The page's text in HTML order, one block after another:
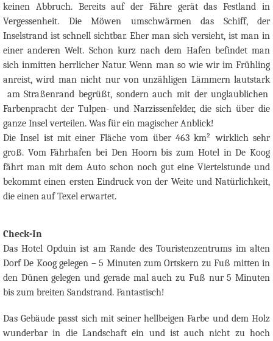
keinen Abbruch. Bereits auf der Fähre gerät das Festland in
Vergessenheit. Die Möwen umschwärmen das Schiff, der
Inselstrand ist schnell sichtbar. Eher man sich versieht, ist man in
einer anderen Welt. Schon kurz nach dem Hafen befindet man
sich inmitten herrlicher Natur. Wenn man so wie wir im Frühling
anreist, wird man nicht nur von unzähligen Lämmern lautstark
am Straßenrand begrüßt, sondern auch mit der unglaublichen
Farbenpracht der Tulpen- und Narzissenfelder, die sich über die
ganze Insel verteilen. Was für ein magischer Anblick!
Die Insel ist mit einer Fläche vom über 463 km² wirklich sehr
groß. Vom Fährhafen bei Den Hoorn bis zum Hotel in De Koog
fährt man mit dem Auto schon noch gut eine Viertelstunde und
bekommt einen ersten Eindruck von der Weite und Natürlichkeit,
die einen auf Texel erwartet.
Check-In
Das Hotel Opduin ist am Rande des Touristenzentrums im alten
Dorf De Koog gelegen – 5 Minuten zum Ortskern zu Fuß mitten in
den Dünen gelegen und gerade mal auch zu Fuß nur 5 Minuten
bis zum breiten Sandstrand. Fantastisch!
Das Gebäude passt sich mit seiner hellbeigen Farbe und dem Holz
wunderbar in die Landschaft ein und ist auch nicht zu hoch